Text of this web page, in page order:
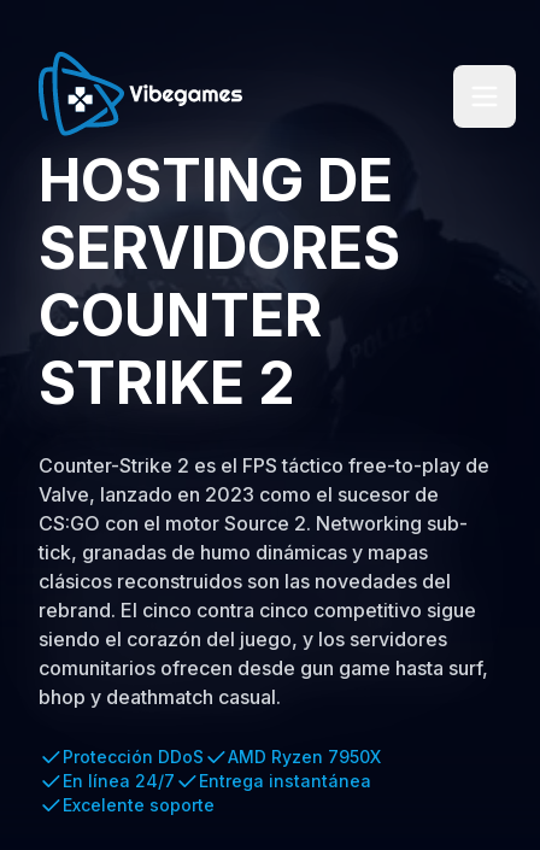
HOSTING DE
SERVIDORES
COUNTER
STRIKE 2
Counter-Strike 2 es el FPS táctico free-to-play de
Valve, lanzado en 2023 como el sucesor de
CS:GO con el motor Source 2. Networking sub-
tick, granadas de humo dinámicas y mapas
clásicos reconstruidos son las novedades del
rebrand. El cinco contra cinco competitivo sigue
siendo el corazón del juego, y los servidores
comunitarios ofrecen desde gun game hasta surf,
bhop y deathmatch casual.
Protección DDoS
AMD Ryzen 7950X
En línea 24/7
Entrega instantánea
Excelente soporte